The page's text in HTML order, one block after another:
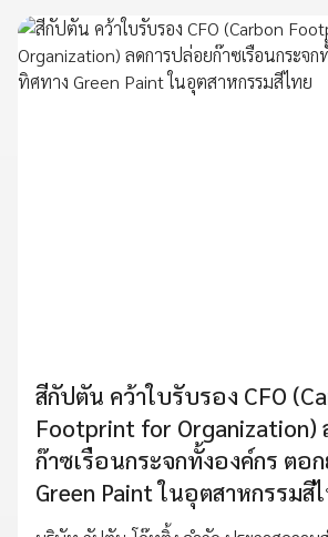
สีกัปตัน คว้าใบรับรอง CFO
Footprint for Organization)
ก๊าซเรือนกระจกทั้งองค์กร ตอ
Green Paint ในอุตสาหกรรมสี